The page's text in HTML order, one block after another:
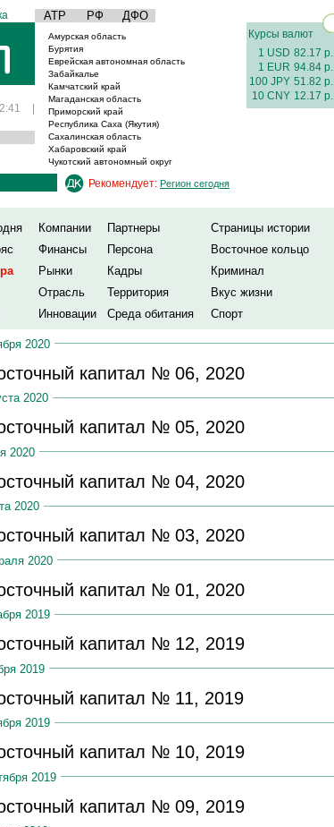
АТР РФ ДФО
|
Амурская область
Бурятия
Еврейская автономная область
Забайкалье
Камчатский край
Магаданская область
Приморский край
Республика Саха (Якутия)
Сахалинская область
Хабаровский край
Чукотский автономный округ
Курсы валют
1 USD 82.17 р.
1 EUR 94.84 р.
100 JPY 51.82 р.
10 CNY 12.17 р.
Рекомендует: Регион сегодня
Компании Партнеры
Страницы истории
Финансы Персона
Восточное кольцо
Рынки Кадры
Криминал
Отрасль Территория
Вкус жизни
Инновации Среда обитания Спорт
2020
капитал № 06, 2020
2020
капитал № 05, 2020
2020
капитал № 04, 2020
2020
капитал № 03, 2020
2020
капитал № 01, 2020
2019
капитал № 12, 2019
2019
капитал № 11, 2019
2019
капитал № 10, 2019
2019
капитал № 09, 2019